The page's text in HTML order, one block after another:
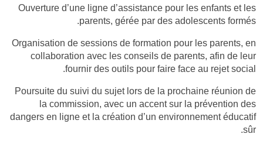
Ouverture d’une ligne d’assistance pour les enfants et les
parents, gérée par des adolescents formés.
Organisation de sessions de formation pour les parents, en
collaboration avec les conseils de parents, afin de leur
fournir des outils pour faire face au rejet social.
Poursuite du suivi du sujet lors de la prochaine réunion de
la commission, avec un accent sur la prévention des
dangers en ligne et la création d’un environnement éducatif
sûr.